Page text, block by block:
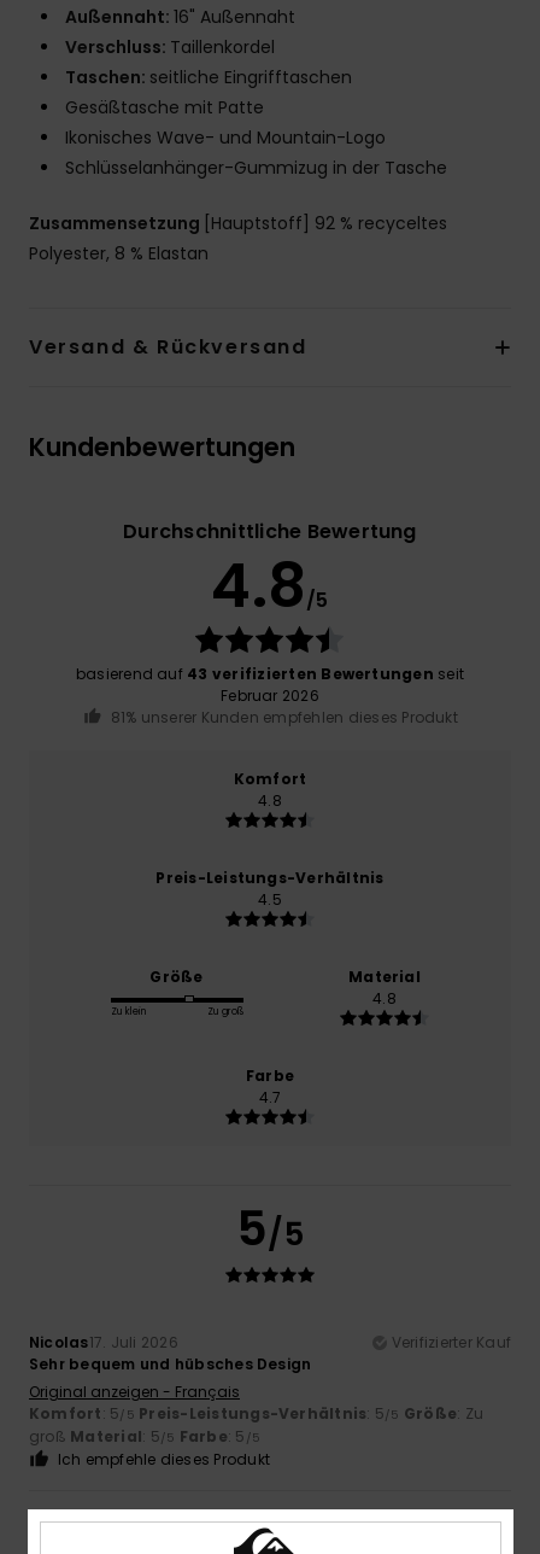
Außennaht: 16" Außennaht
Verschluss: Taillenkordel
Taschen: seitliche Eingrifftaschen
Gesäßtasche mit Patte
Ikonisches Wave- und Mountain-Logo
Schlüsselanhänger-Gummizug in der Tasche
Zusammensetzung [Hauptstoff] 92 % recyceltes
Polyester, 8 % Elastan
Versand & Rückversand
Kundenbewertungen
Durchschnittliche Bewertung
4.8/5
basierend auf 43 verifizierten Bewertungen seit
Februar 2026
81% unserer Kunden empfehlen dieses Produkt
Komfort
4.8
Preis-Leistungs-Verhältnis
4.5
Größe
Zu klein Zu groß
Material
4.8
Farbe
4.7
5/5
Nicolas17. Juli 2026
Verifizierter Kauf
Sehr bequem und hübsches Design
Original anzeigen - Français
Komfort: 5/5 Preis-Leistungs-Verhältnis: 5/5 Größe: Zu
groß Material: 5/5 Farbe: 5 /5
Ich empfehle dieses Produkt
5/5